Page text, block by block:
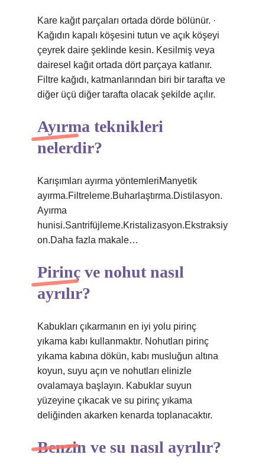
Kare kağıt parçaları ortada dörde bölünür. ·
Kağıdın kapalı köşesini tutun ve açık köşeyi
çeyrek daire şeklinde kesin. Kesilmiş veya
dairesel kağıt ortada dört parçaya katlanır.
Filtre kağıdı, katmanlarından biri bir tarafta ve
diğer üçü diğer tarafta olacak şekilde açılır.
Ayırma teknikleri
nelerdir?
Karışımları ayırma yöntemleriManyetik
ayırma.Filtreleme.Buharlaştırma.Distilasyon.
Ayırma
hunisi.Santrifüjleme.Kristalizasyon.Ekstraksiy
on.Daha fazla makale…
Pirinç ve nohut nasıl
ayrılır?
Kabukları çıkarmanın en iyi yolu pirinç
yıkama kabı kullanmaktır. Nohutları pirinç
yıkama kabına dökün, kabı musluğun altına
koyun, suyu açın ve nohutları elinizle
ovalamaya başlayın. Kabuklar suyun
yüzeyine çıkacak ve su pirinç yıkama
deliğinden akarken kenarda toplanacaktır.
Benzin ve su nasıl ayrılır?